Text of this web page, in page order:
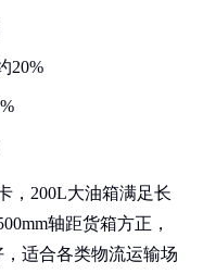
20%
，200L大油箱满足长
轴距货箱方正，
适合各类物流运输场